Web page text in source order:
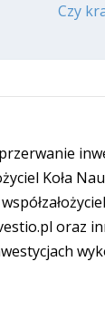
Czy
Koła
oraz